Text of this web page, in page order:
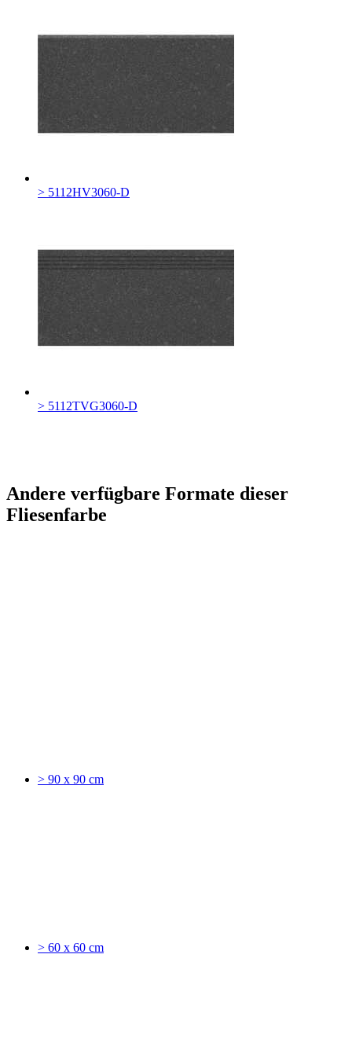
> 5112HV3060-D
> 5112TVG3060-D
Andere verfügbare Formate dieser
Fliesenfarbe
> 90 x 90 cm
> 60 x 60 cm